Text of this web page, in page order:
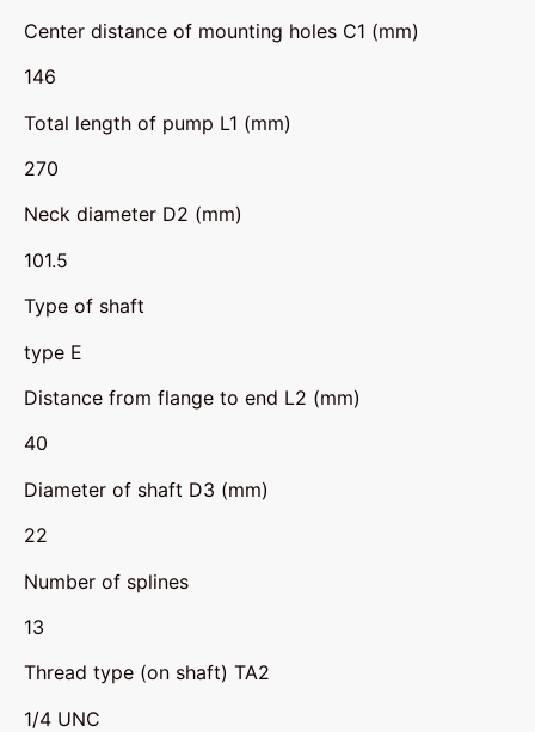
Center distance of mounting holes C1 (mm)
146
Total length of pump L1 (mm)
270
Neck diameter D2 (mm)
101.5
Type of shaft
type E
Distance from flange to end L2 (mm)
40
Diameter of shaft D3 (mm)
22
Number of splines
13
Thread type (on shaft) TA2
1/4 UNC